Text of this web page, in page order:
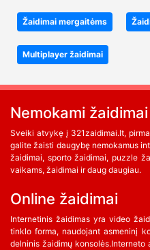
Žaidimai mergaitėms
Multiplayer žaidimai
Nemokami žaidimai
Sveiki atvykę į 321zaidimai.lt,
galite žaisti daugybę nemokamus
žaidimai, sporto žaidimai, puzzle
vaikams, žaidimai ir daug daugiau.
Online žaidimai
Internetinis žaidimas yra video
tinklo forma, naudojant asmeninį
delninis žaidimų